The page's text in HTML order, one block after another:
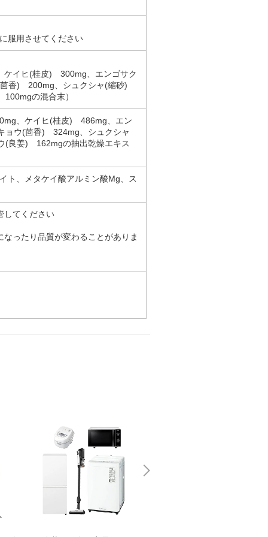
服用させてください
イヒ(桂皮) 300mg、エンゴサク
香) 200mg、シュクシャ(縮砂)
の混合末）
、ケイヒ(桂皮) 486mg、エン
ウ(茴香) 324mg、シュクシャ
良姜) 162mgの抽出乾燥エキス
ト、メタケイ酸アルミン酸Mg、ス
してください
ったり品質が変わることがありま